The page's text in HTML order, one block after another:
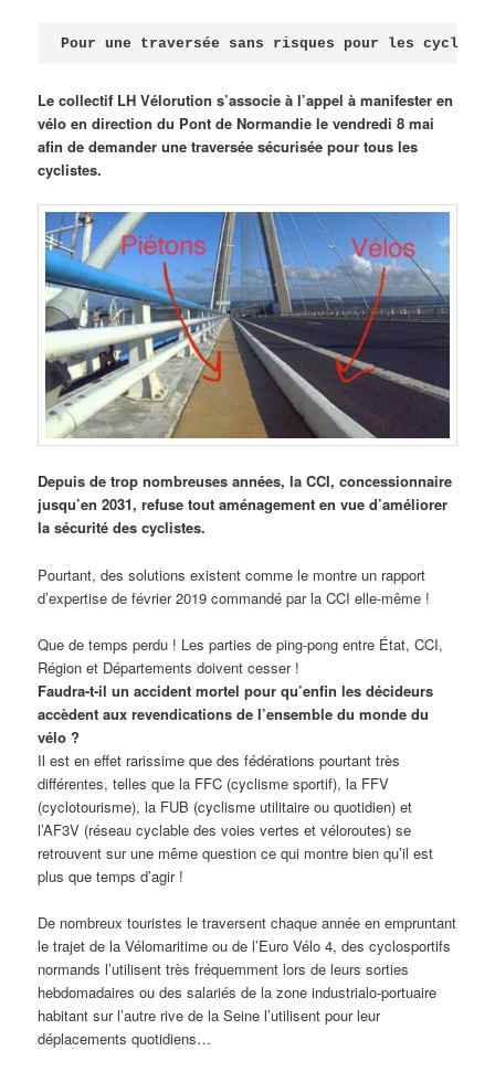
Pour une traversée sans risques pour les
Le collectif LH Vélorution s’associe à l’appel à manifester en
vélo en direction du Pont de Normandie le vendredi 8 mai
afin de demander une traversée sécurisée pour tous les
cyclistes.
Depuis de trop nombreuses années, la CCI, concessionnaire
jusqu’en 2031, refuse tout aménagement en vue d’améliorer
la sécurité des cyclistes.
Pourtant, des solutions existent comme le montre un rapport
d’expertise de février 2019 commandé par la CCI elle-même !
Que de temps perdu ! Les parties de ping-pong entre État, CCI,
Région et Départements doivent cesser !
Faudra-t-il un accident mortel pour qu’enfin les décideurs
accèdent aux revendications de l’ensemble du monde du
vélo ?
Il est en effet rarissime que des fédérations pourtant très
différentes, telles que la FFC (cyclisme sportif), la FFV
(cyclotourisme), la FUB (cyclisme utilitaire ou quotidien) et
l’AF3V (réseau cyclable des voies vertes et véloroutes) se
retrouvent sur une même question ce qui montre bien qu’il est
plus que temps d’agir !
De nombreux touristes le traversent chaque année en empruntant
le trajet de la Vélomaritime ou de l’Euro Vélo 4, des cyclosportifs
normands l’utilisent très fréquemment lors de leurs sorties
hebdomadaires ou des salariés de la zone industrialo-portuaire
habitant sur l’autre rive de la Seine l’utilisent pour leur
déplacements quotidiens…